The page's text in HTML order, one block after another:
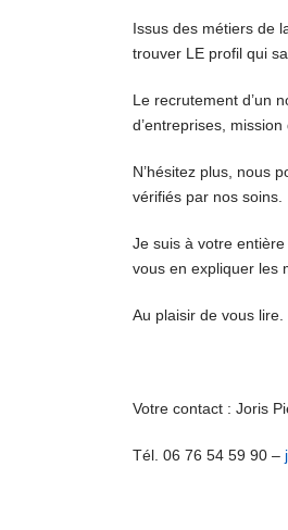
Issus des métiers de
trouver LE profil qui
Le recrutement d’un
d’entreprises,
N’hésitez plus, nous
vérifiés par nos soins.
Je suis à votre
vous en expliquer les
Au plaisir de vous
Votre contact : Joris
Tél. 06 76 54 59 90 –